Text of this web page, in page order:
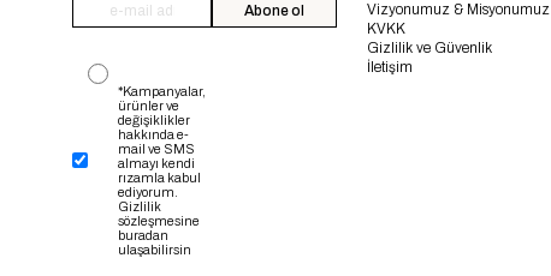
Abone ol
*Kampanyalar,
ürünler ve
değişiklikler
hakkında e-
mail ve SMS
almayı kendi
rızamla kabul
ediyorum.
Gizlilik
sözleşmesine
buradan
ulaşabilirsin
Vizyonumuz & Misyonumuz
KVKK
Gizlilik ve Güvenlik
İletişim